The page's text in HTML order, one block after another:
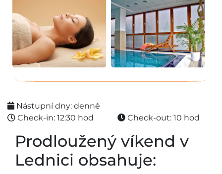
Nástupní dny: denně
Check-in: 12:30 hod
Check-out: 10 hod
Prodloužený víkend v
Lednici obsahuje: